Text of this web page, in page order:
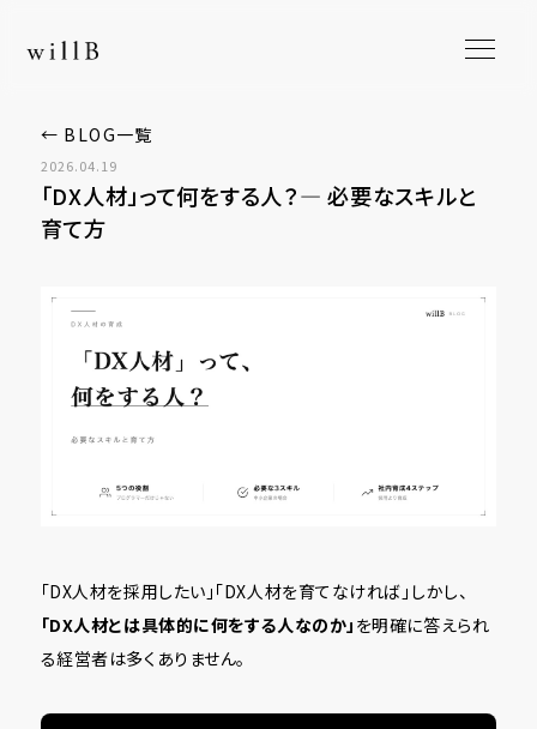
← BLOG一覧
2026.04.19
「DX人材」って何をする人？― 必要なスキルと
育て方
「DX人材を採用したい」「DX人材を育てなければ」――しかし、
「DX人材とは具体的に何をする人なのか」 を明確に答えられ
る経営者は多くありません。